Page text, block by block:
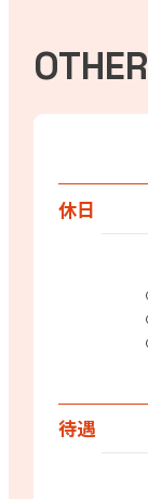
OTHER
休日
待遇